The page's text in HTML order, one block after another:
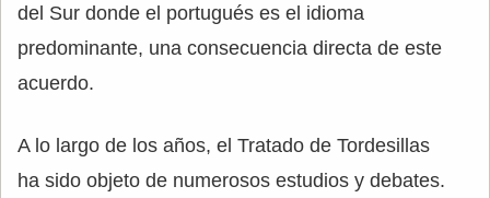
del Sur donde el portugués es el idioma
predominante, una consecuencia directa de este
acuerdo.
A lo largo de los años, el Tratado de Tordesillas
ha sido objeto de numerosos estudios y debates.